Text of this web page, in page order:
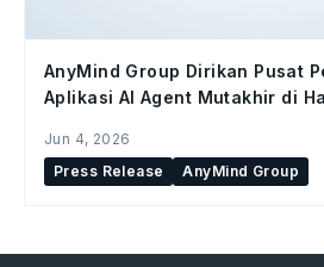
AnyMind Group Dirikan Pusat
Aplikasi AI Agent Mutakhir di
Jun 4, 2026
Press Release
AnyMind Group